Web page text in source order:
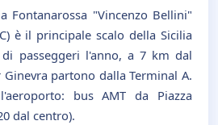
Fontanarossa "Vincenzo Bellini"
è il principale scalo della Sicilia
passeggeri l'anno, a 7 km dal
partono dalla Terminal A.
bus AMT da Piazza
dal centro).